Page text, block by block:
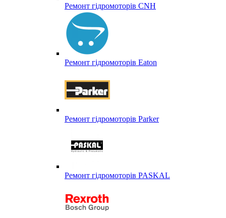
Ремонт гідромоторів CNH
Ремонт гідромоторів Eaton
Ремонт гідромоторів Parker
Ремонт гідромоторів PASKAL